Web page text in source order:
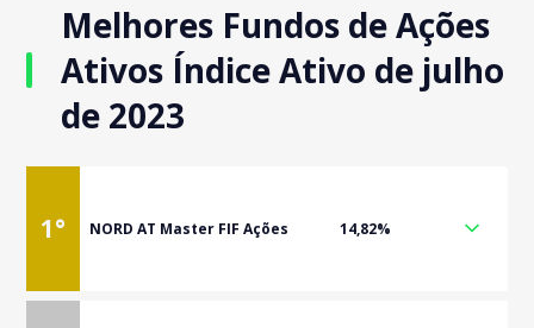
Melhores Fundos de Ações
Ativos Índice Ativo de julho
de 2023
1° NORD AT Master FIF Ações 14,82%